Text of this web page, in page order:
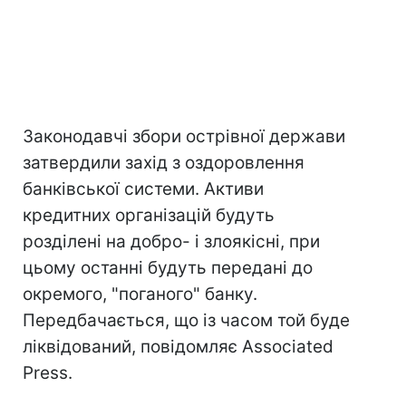
Законодавчі збори острівної держави
затвердили захід з оздоровлення
банківської системи. Активи
кредитних організацій будуть
розділені на добро- і злоякісні, при
цьому останні будуть передані до
окремого, "поганого" банку.
Передбачається, що із часом той буде
ліквідований, повідомляє Associated
Press.